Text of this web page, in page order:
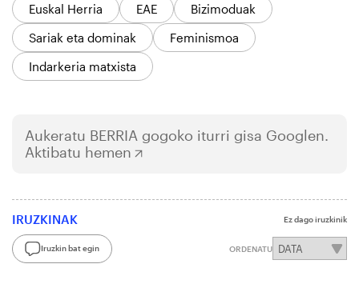
Euskal Herria
EAE
Bizimoduak
Sariak eta dominak
Feminismoa
Indarkeria matxista
Aukeratu BERRIA gogoko iturri gisa Googlen.
Aktibatu hemen
IRUZKINAK Ez dago iruzkinik
Iruzkin bat egin ORDENATU